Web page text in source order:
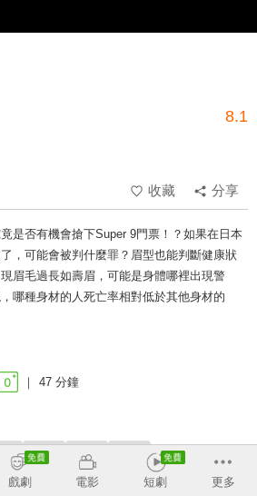
8.1
收藏
分享
是否有機會搶下Super 9門票！？如果在日本
，可能會被判什麼罪？眉型也能判斷健康狀
眉毛過長如壽眉，可能是身體哪裡出現警
哪種身材的人死亡率相對低於其他身材的
47 分鐘
晴 紀儀羚 洪永祥
戲劇 電影 短劇 更多